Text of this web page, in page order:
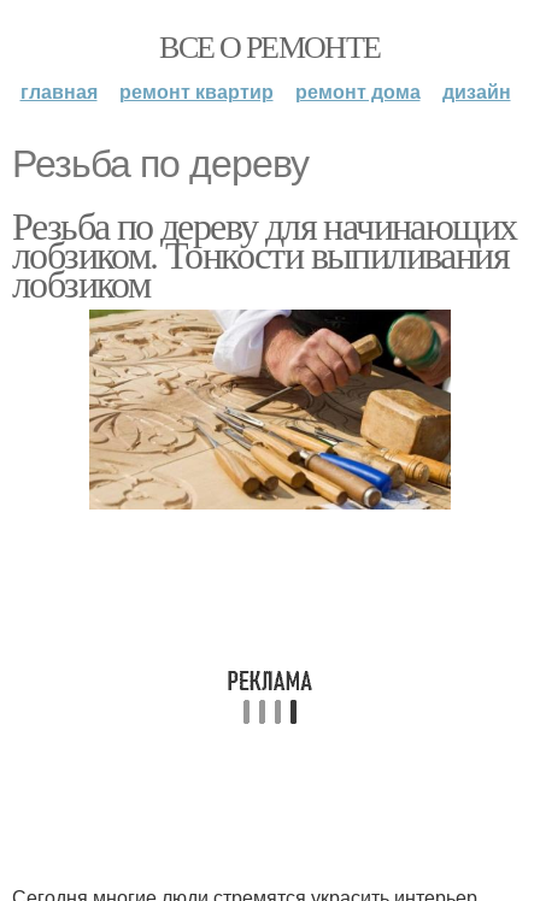
ВСЕ О РЕМОНТЕ
главная ремонт квартир ремонт дома дизайн
Резьба по дереву
Резьба по дереву для начинающих
лобзиком. Тонкости выпиливания
лобзиком